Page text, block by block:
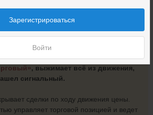
Зарегистрироваться
Войти
выполняет первый этап и позволяет
спокойно, что очень важно на
, выжимает всё из движения,
сигнальный.
сделки по ходу движения цены.
управляет торговой позицией и ведет